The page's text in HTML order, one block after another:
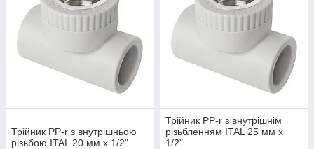
Трійник PP-r з внутрішньою
різьбою ITAL 20 мм х 1/2"
Трійник PP-r з внутрішнім
різьбленням ITAL 25 мм х
1/2"